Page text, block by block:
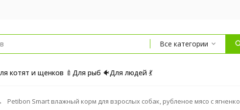
Все категории
котят и щенков 🍼 Для рыб 🐠Для людей 💃
Petibon Smart влажный корм для взрослых собак, рубленое мясо с